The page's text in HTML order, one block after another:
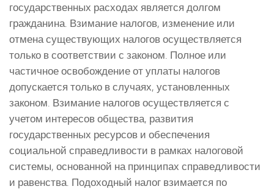
государственных расходах является долгом
гражданина. Взимание налогов, изменение или
отмена существующих налогов осуществляется
только в соответствии с законом. Полное или
частичное освобождение от уплаты налогов
допускается только в случаях, установленных
законом. Взимание налогов осуществляется с
учетом интересов общества, развития
государственных ресурсов и обеспечения
социальной справедливости в рамках налоговой
системы, основанной на принципах справедливости
и равенства. Подоходный налог взимается по